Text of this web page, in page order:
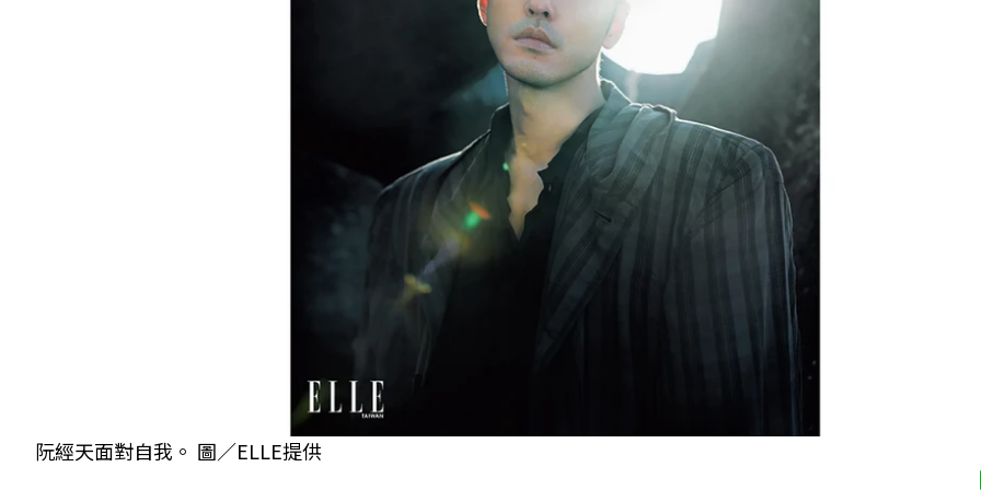
阮經天面對自我。 圖／ELLE提供